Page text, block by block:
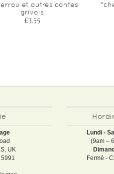
et autres contes
grivois
£3.55
UK
Lundi -
(9am –
Fermé -